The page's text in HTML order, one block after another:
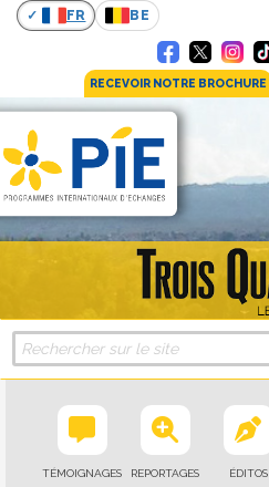
FR BE
RECEVOIR NOTRE BROCHURE
TÉMOIGNAGES REPORTAGES ÉDITOS